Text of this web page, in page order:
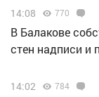
14:08 770
В Балакове
стен надписи и
14:02 784